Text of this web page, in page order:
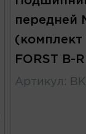
передней
(комплект
FORST B-
Артикул :